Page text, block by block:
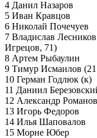
4 Данил Назаров
5 Иван Кравцов
6 Николай Почечуев
7 Владислав
Игрецов, 71)
8 Артем Рыбаулин
9 Тимур Исмаилов
10 Герман Годлюк (к)
11 Даниил
12 Александр Романов
13 Игорь Федоров
14 Илья Шаповалов
15 Морне Юбер